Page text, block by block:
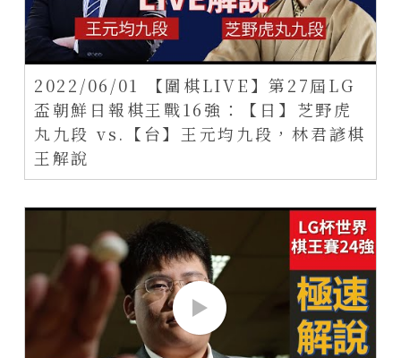
2022/06/01 【圍棋LIVE】第27屆LG
盃朝鮮日報棋王戰16強：【日】芝野虎
丸九段 vs.【台】王元均九段，林君諺棋
王解說